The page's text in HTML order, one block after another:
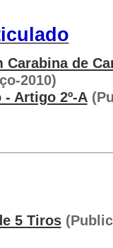
Carabina de
2010)
Artigo 2º-A
5 Tiros